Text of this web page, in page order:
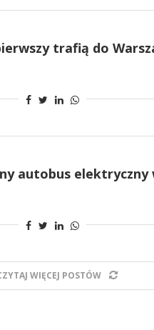
trafią do
autobus elektryczny
WIĘCEJ POSTÓW